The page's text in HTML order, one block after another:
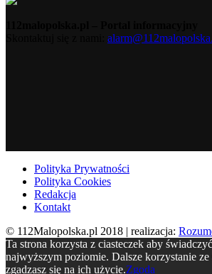
Polityka Prywatności
Polityka Cookies
Redakcja
Kontakt
© 112Malopolska.pl 2018 | realizacja:
Ta strona korzysta z ciasteczek aby
najwyższym poziomie. Dalsze korzystanie ze
zgadzasz się na ich użycie.Zgoda